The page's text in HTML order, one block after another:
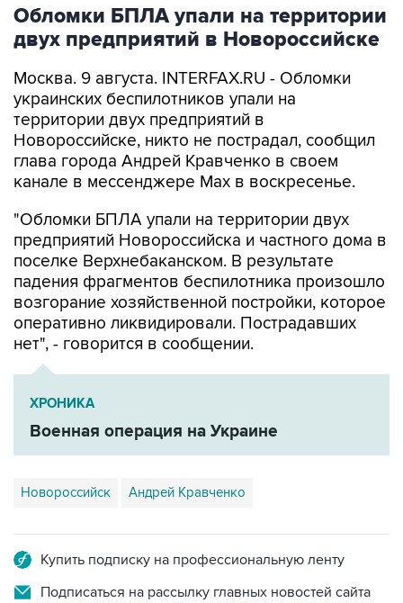
Обломки БПЛА упали на территории
двух предприятий в Новороссийске
Москва. 9 августа. INTERFAX.RU - Обломки
украинских беспилотников упали на
территории двух предприятий в
Новороссийске, никто не пострадал, сообщил
глава города Андрей Кравченко в своем
канале в мессенджере Max в воскресенье.
"Обломки БПЛА упали на территории двух
предприятий Новороссийска и частного дома в
поселке Верхнебаканском. В результате
падения фрагментов беспилотника произошло
возгорание хозяйственной постройки, которое
оперативно ликвидировали. Пострадавших
нет", - говорится в сообщении.
ХРОНИКА
Военная операция на Украине
Новороссийск Андрей Кравченко
Купить подписку на профессиональную ленту
Подписаться на рассылку главных новостей сайта